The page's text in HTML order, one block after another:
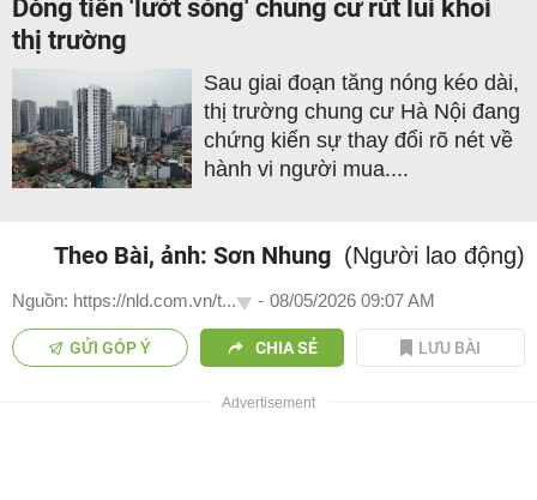
Dòng tiền 'lướt sóng' chung cư rút lui khỏi
thị trường
Sau giai đoạn tăng nóng kéo dài,
thị trường chung cư Hà Nội đang
chứng kiến sự thay đổi rõ nét về
hành vi người mua....
Theo Bài, ảnh: Sơn Nhung (Người lao động)
Nguồn: https://nld.com.vn/t... - 08/05/2026 09:07 AM
GỬI GÓP Ý CHIA SẺ LƯU BÀI